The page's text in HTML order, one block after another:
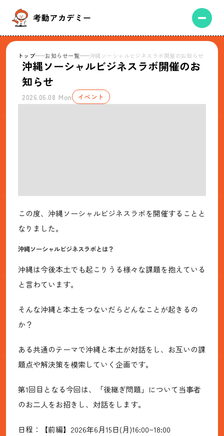
トップ お知らせ一覧 沖縄ソーシャルビジネスラボ開催のお知らせ
沖縄ソーシャルビジネスラボ開催のお
知らせ
2026.06.08 Mon イベント
この度、沖縄ソーシャルビジネスラボを開催することと
なりました。
沖縄ソーシャルビジネスラボとは？
沖縄は今後本土でも起こりうる様々な課題を抱えている
と言わています。
そんな沖縄と本土をつないだらどんなことが起きるの
か？
ある共通のテーマで沖縄と本土が対話をし、お互いの課
題点や解決策を模索していく企画です。
第1回目となる今回は、「後継ぎ問題」について当事者
のお二人をお招きし、対話をします。
日程：【前編】2026年6月15日(月)16:00~18:00